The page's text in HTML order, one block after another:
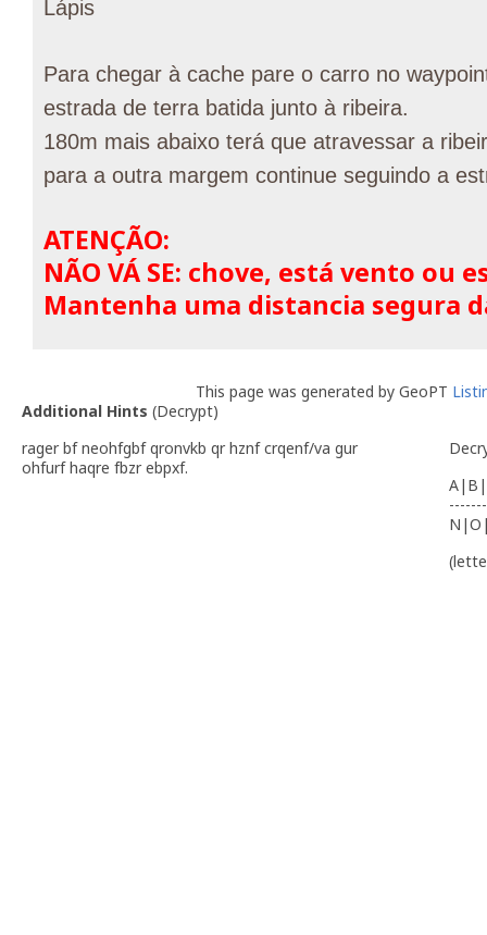
Lápis
Para chegar à cache pare o carro no
estrada de terra batida junto à ribeira.
180m mais abaixo terá que atravessar a
para a outra margem continue seguindo a
ATENÇÃO:
NÃO VÁ SE: chove, está vento ou
Mantenha uma distancia segura
This page was generated by GeoPT
Additional Hints (Decrypt)
rager bf neohfgbf qronvkb qr hznf crqenf/va gur
ohfurf haqre fbzr ebpxf.